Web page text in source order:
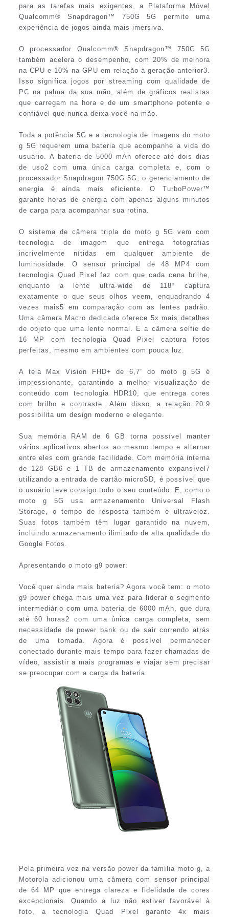
para as tarefas mais exigentes, a Plataforma Móvel
Qualcomm® Snapdragon™ 750G 5G permite uma
experiência de jogos ainda mais imersiva.
O processador Qualcomm® Snapdragon™ 750G 5G
também acelera o desempenho, com 20% de melhora
na CPU e 10% na GPU em relação à geração anterior3.
Isso significa jogos por streaming com qualidade de
PC na palma da sua mão, além de gráficos realistas
que carregam na hora e de um smartphone potente e
confiável que nunca deixa você na mão.
Toda a potência 5G e a tecnologia de imagens do moto
g 5G requerem uma bateria que acompanhe a vida do
usuário. A bateria de 5000 mAh oferece até dois dias
de uso2 com uma única carga completa e, com o
processador Snapdragon 750G 5G, o gerenciamento de
energia é ainda mais eficiente. O TurboPower™
garante horas de energia com apenas alguns minutos
de carga para acompanhar sua rotina.
O sistema de câmera tripla do moto g 5G vem com
tecnologia de imagem que entrega fotografias
incrivelmente nítidas em qualquer ambiente de
luminosidade. O sensor principal de 48 MP4 com
tecnologia Quad Pixel faz com que cada cena brilhe,
enquanto a lente ultra-wide de 118º captura
exatamente o que seus olhos veem, enquadrando 4
vezes mais5 em comparação com as lentes padrão.
Uma câmera Macro dedicada oferece 5x mais detalhes
de objeto que uma lente normal. E a câmera selfie de
16 MP com tecnologia Quad Pixel captura fotos
perfeitas, mesmo em ambientes com pouca luz.
A tela Max Vision FHD+ de 6,7” do moto g 5G é
impressionante, garantindo a melhor visualização de
conteúdo com tecnologia HDR10, que entrega cores
com brilho e contraste. Além disso, a relação 20:9
possibilita um design moderno e elegante.
Sua memória RAM de 6 GB torna possível manter
vários aplicativos abertos ao mesmo tempo e alternar
entre eles com grande facilidade. Com memória interna
de 128 GB6 e 1 TB de armazenamento expansível7
utilizando a entrada de cartão microSD, é possível que
o usuário leve consigo todo o seu conteúdo. E, como o
moto g 5G usa armazenamento Universal Flash
Storage, o tempo de resposta também é ultraveloz.
Suas fotos também têm lugar garantido na nuvem,
incluindo armazenamento ilimitado de alta qualidade do
Google Fotos.
Apresentando o moto g9 power:
Você quer ainda mais bateria? Agora você tem: o moto
g9 power chega mais uma vez para liderar o segmento
intermediário com uma bateria de 6000 mAh, que dura
até 60 horas2 com uma única carga completa, sem
necessidade de power bank ou de sair correndo atrás
de uma tomada. Agora é possível permanecer
conectado durante mais tempo para fazer chamadas de
vídeo, assistir a mais programas e viajar sem precisar
se preocupar com a carga da bateria.
Pela primeira vez na versão power da família moto g, a
Motorola adicionou uma câmera com sensor principal
de 64 MP que entrega clareza e fidelidade de cores
excepcionais. Quando a luz não estiver favorável à
foto, a tecnologia Quad Pixel garante 4x mais